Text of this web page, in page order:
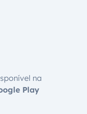
na
Play